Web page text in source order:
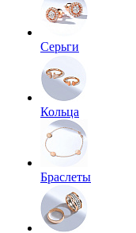
Серьги
Кольца
Браслеты